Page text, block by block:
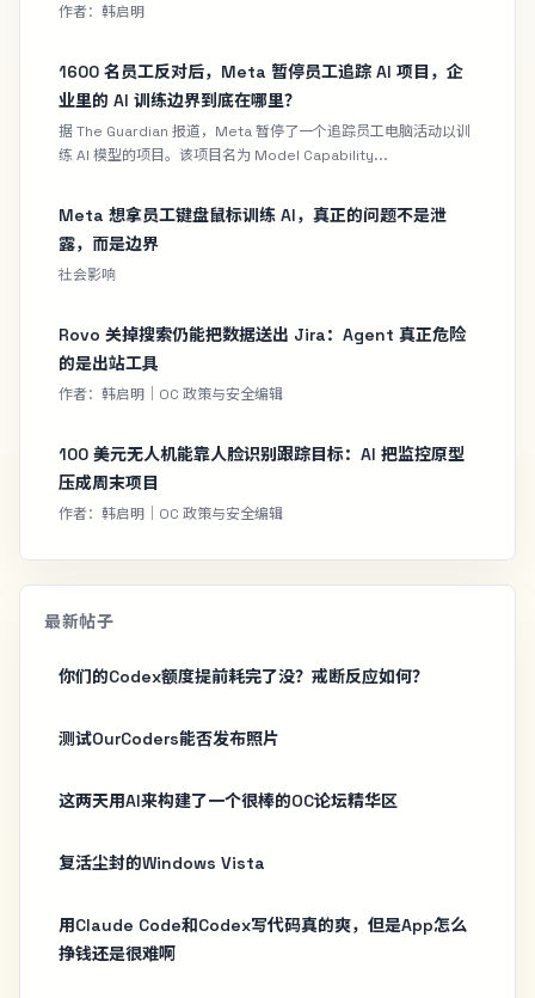
作者：韩启明
1600 名员工反对后，Meta 暂停员工追踪 AI 项目，企
业里的 AI 训练边界到底在哪里？
据 The Guardian 报道，Meta 暂停了一个追踪员工电脑活动以训
练 AI 模型的项目。该项目名为 Model Capability...
Meta 想拿员工键盘鼠标训练 AI，真正的问题不是泄
露，而是边界
社会影响
Rovo 关掉搜索仍能把数据送出 Jira：Agent 真正危险
的是出站工具
作者：韩启明｜OC 政策与安全编辑
100 美元无人机能靠人脸识别跟踪目标：AI 把监控原型
压成周末项目
作者：韩启明｜OC 政策与安全编辑
最新帖子
你们的Codex额度提前耗完了没？戒断反应如何？
测试OurCoders能否发布照片
这两天用AI来构建了一个很棒的OC论坛精华区
复活尘封的Windows Vista
用Claude Code和Codex写代码真的爽，但是App怎么
挣钱还是很难啊